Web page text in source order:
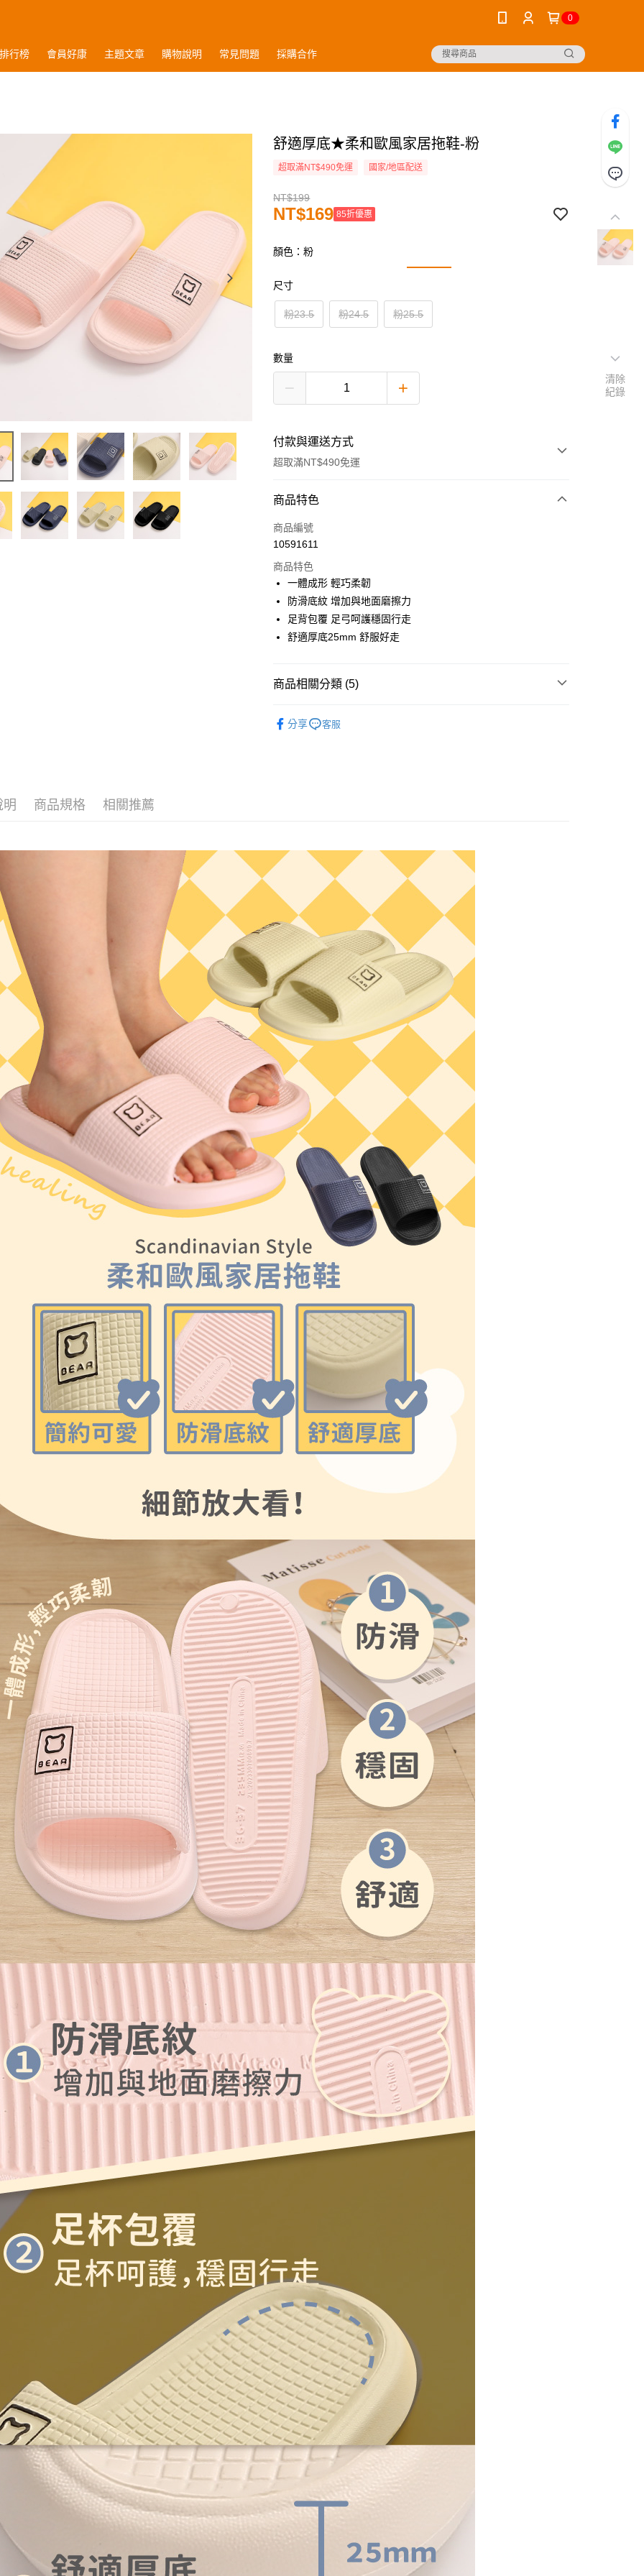
0
行榜 會員好康 主題文章 購物說明 常見問題 採購合作
舒適厚底★柔和歐風家居拖鞋-粉
超取滿NT$490免運 國家/地區配送
NT$199
NT$169 85折優惠
顏色：粉
尺寸
粉23.5 粉24.5 粉25.5
數量
付款與運送方式
超取滿NT$490免運
付款方式
信用卡一次付款
LINE Pay
Apple Pay
街口支付
Google Pay
相關說明
付」結帳頁面，進行簡訊認證並確認金額後，即可完成結帳。
２．訂單成立數日內，您將收到繳費通知簡訊。
３．收到繳費通知簡訊後14天內，點擊此簡訊中的連結，可透過四大超商
／ATM／網路銀行／等多元方式進行付款，方視為交易完成。
※ 請注意：結帳手續完成當下不需立刻繳費，但若您需要取消訂單，請聯
絡購買商品的店家。未經商家同意取消之訂單仍視為有效，需透過AFTEE
先享後付繳納相關費用。
※ 交易是否成功請以「AFTEE先享後付 」之結帳頁面顯示為準，若有關於
是否繳費成功／繳費後需取消欲退款等相關疑問，請聯繫「AFTEE先享後
付客戶支援中心」https://netprotections.freshdesk.com/support/home
【注意事項】
１．透過由恩沛科技股份有限公司提供之「AFTEE先享後付」服務完成之
交易，需依本服務之必要範圍內提供個人資料，並將交易相關給付款項請
求債權轉讓予恩沛科技股份有限公司。
２．關於個人資料處理事宜，請瀏覽以下網址：
https://aftee.tw/terms/#terms3
３．未成年的使用者請事先徵得法定代理人或監護人之同意方可使用
「AFTEE先享後付」，若未經同意申辦者引起之損失，本公司不負相關責
任。
４．使用「AFTEE先享後付」時，將依據個別帳號之用戶狀況，依本公司
即時審查核予不同之上限額度；若仍有額度不足之情形，本公司將視審查
結果請求用戶進行身份認證。
５．嚴禁一人註冊多個帳號或使用他人資訊註冊。若發現惡意使用之情
形，恩沛科技股份有限公司將有權停止該用戶之使用額度並採取法律行
動。
付款後 全家取貨
每筆NT$80，滿NT$490(含以上)免運費
7-11取貨付款
每筆NT$80，滿NT$490(含以上)免運費
付款後 7-11取貨
每筆NT$80，滿NT$490(含以上)免運費
每筆NT$80，滿NT$490(含以上)免運費
離島宅配
每筆NT$150，滿NT$800(含以上)免運費
港澳地區
商品特色
商品編號
10591611
商品特色
一體成形 輕巧柔韌
防滑底紋 增加與地面磨擦力
足背包覆 足弓呵護穩固行走
舒適厚底25mm 舒服好走
商品相關分類 (5)
分享 客服
明 商品規格 相關推薦
清除
紀錄